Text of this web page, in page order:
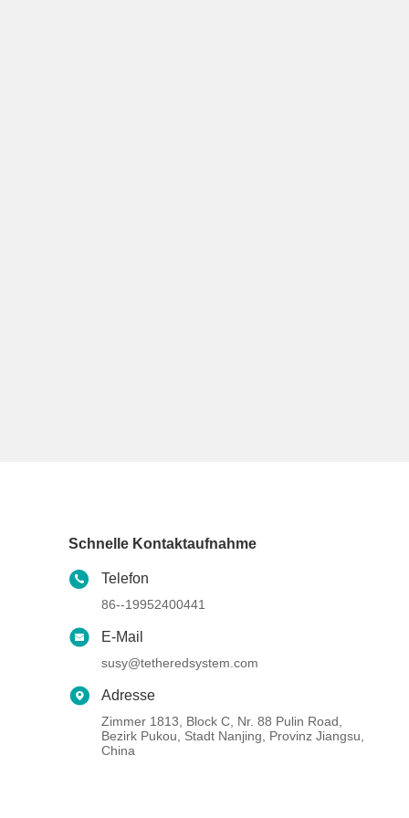
Schnelle Kontaktaufnahme
Telefon
86--19952400441
E-Mail
susy@tetheredsystem.com
Adresse
Zimmer 1813, Block C, Nr. 88 Pulin Road,
Bezirk Pukou, Stadt Nanjing, Provinz Jiangsu,
China